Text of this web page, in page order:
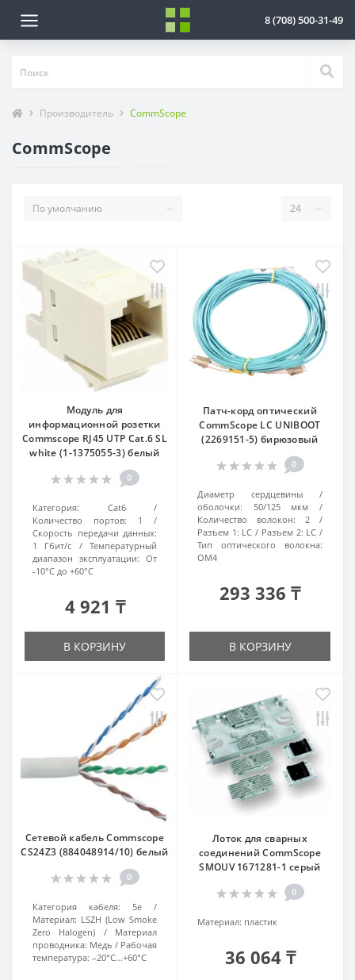
8 (708) 500-31-49
Производитель CommScope
CommScope
Модуль для
информационной розетки
Commscope RJ45 UTP Cat.6 SL
white (1-1375055-3) белый
0
Категория:
Cat6
Количество портов:
1
Скорость передачи данных:
1 Гбит/с
Температурный
диапазон эксплуатации: От
-10°C до +60°C
4 921 ₸
В КОРЗИНУ
Патч-корд оптический
CommScope LC UNIBOOT
(2269151-5) бирюзовый
0
Диаметр сердцевины /
оболочки:
50/125 мкм
Количество волокон:
2
Разъем 1: LC Разъем 2: LC
Тип оптического волокна:
OM4
293 336 ₸
В КОРЗИНУ
Сетевой кабель Commscope
CS24Z3 (884048914/10) белый
0
Категория кабеля:
5e
Материал: LSZH (Low Smoke
Zero Halogen)
Материал
проводника: Медь
Рабочая
температура: –20°C...+60°C
Лоток для сварных
соединений CommScope
SMOUV 1671281-1 серый
0
Материал: пластик
36 064 ₸